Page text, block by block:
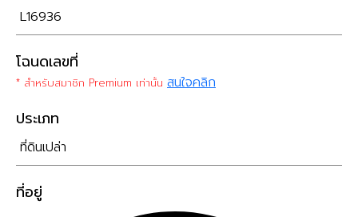
L16936
โฉนดเลขที่
* สำหรับสมาชิก Premium เท่านั้น สนใจคลิก
ประเภท
ที่ดินเปล่า
ที่อยู่